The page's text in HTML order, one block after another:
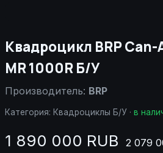
Квадроцикл BRP
MR 1000R Б/У
Производитель: BRP
Категория: Квадроциклы Б/У · в
1 890 000 RUB 2 079